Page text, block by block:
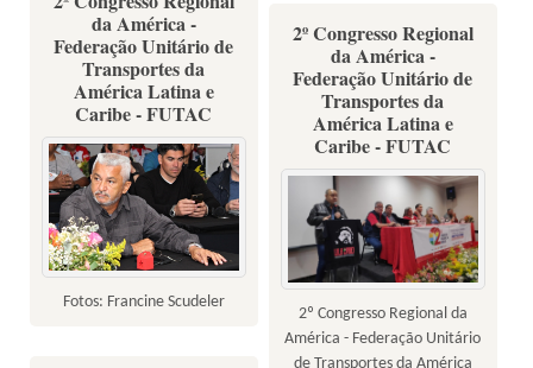
da América -
Federação Unitário de
Transportes da
América Latina e
Caribe - FUTAC
Fotos: Francine Scudeler
2º Congresso Regional
da América -
Federação Unitário de
Transportes da
América Latina e
Caribe - FUTAC
2º Congresso Regional da
América - Federação Unitário
de Transportes da América